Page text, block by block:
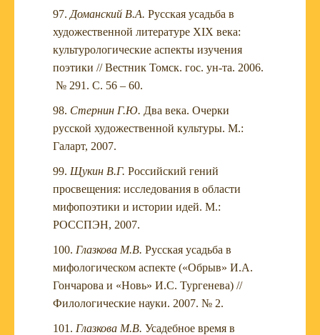
Доманский В.А. Русская усадьба в
художественной литературе XIX века:
культурологические аспекты изучения
поэтики // Вестник Томск. гос. ун-та. 2006.
№ 291. С. 56 – 60.
Стернин Г.Ю. Два века. Очерки
русской художественной культуры. М.:
Галарт, 2007.
Щукин В.Г. Российский гений
просвещения: исследования в области
мифопоэтики и истории идей. М.:
РОССПЭН, 2007.
Глазкова М.В. Русская усадьба в
мифологическом аспекте («Обрыв» И.А.
Гончарова и «Новь» И.С. Тургенева) //
Филологические науки. 2007. № 2.
Глазкова М.В. Усадебное время в